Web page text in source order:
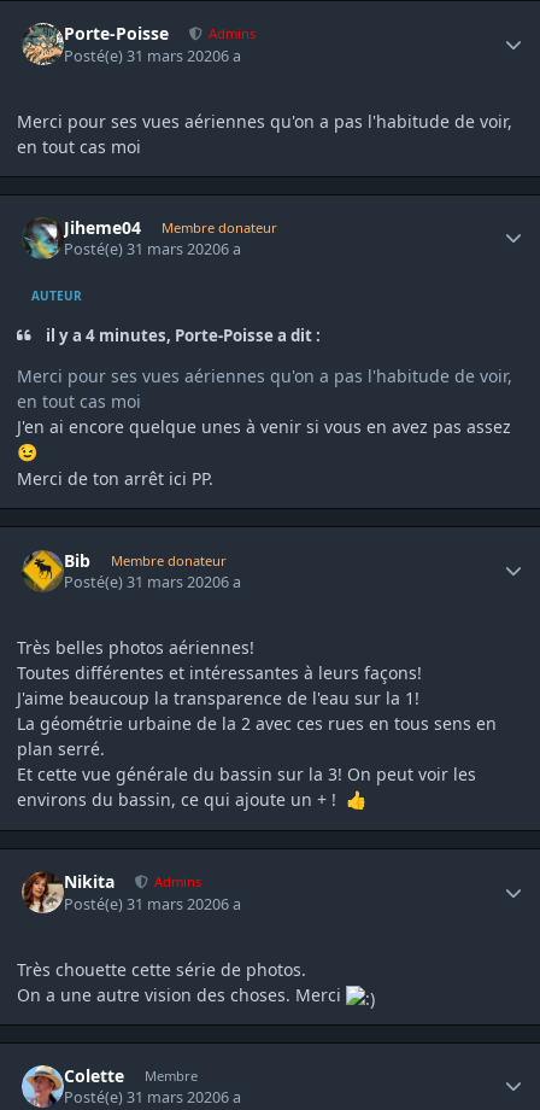
Porte-Poisse Admins
Posté(e)31 mars 20206 a
Merci pour ses vues aériennes qu'on a pas l'habitude de voir,
en tout cas moi
Jiheme04 Membre donateur
Posté(e)31 mars 20206 a
AUTEUR
il y a 4 minutes, Porte-Poisse a dit :
Merci pour ses vues aériennes qu'on a pas l'habitude de voir,
en tout cas moi
J'en ai encore quelque unes à venir si vous en avez pas assez
😉
Merci de ton arrêt ici PP.
Bib Membre donateur
Posté(e)31 mars 20206 a
Très belles photos aériennes!
Toutes différentes et intéressantes à leurs façons!
J'aime beaucoup la transparence de l'eau sur la 1!
La géométrie urbaine de la 2 avec ces rues en tous sens en
plan serré.
Et cette vue générale du bassin sur la 3! On peut voir les
environs du bassin, ce qui ajoute un + !
👍
Nikita Admins
Posté(e)31 mars 20206 a
Très chouette cette série de photos.
On a une autre vision des choses. Merci
Colette Membre
Posté(e)31 mars 20206 a